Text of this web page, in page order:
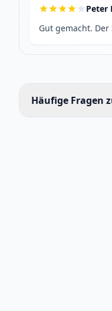
Peter
Gut gemacht.
Häufige Fragen